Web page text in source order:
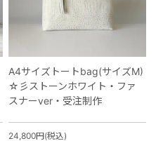
A4サイズトートbag(サイズM)
☆彡ストーンホワイト・ファ
スナーver・受注制作
24,800円(税込)